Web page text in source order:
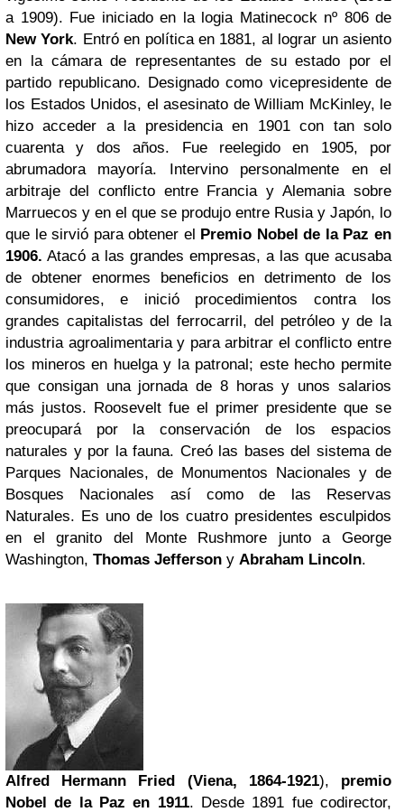
a 1909). Fue iniciado en la logia Matinecock nº 806 de
New York. Entró en política en 1881, al lograr un asiento
en la cámara de representantes de su estado por el
partido republicano. Designado como vicepresidente de
los Estados Unidos, el asesinato de William McKinley, le
hizo acceder a la presidencia en 1901 con tan solo
cuarenta y dos años. Fue reelegido en 1905, por
abrumadora mayoría. Intervino personalmente en el
arbitraje del conflicto entre Francia y Alemania sobre
Marruecos y en el que se produjo entre Rusia y Japón, lo
que le sirvió para obtener el Premio Nobel de la Paz en
1906. Atacó a las grandes empresas, a las que acusaba
de obtener enormes beneficios en detrimento de los
consumidores, e inició procedimientos contra los
grandes capitalistas del ferrocarril, del petróleo y de la
industria agroalimentaria y para arbitrar el conflicto entre
los mineros en huelga y la patronal; este hecho permite
que consigan una jornada de 8 horas y unos salarios
más justos. Roosevelt fue el primer presidente que se
preocupará por la conservación de los espacios
naturales y por la fauna. Creó las bases del sistema de
Parques Nacionales, de Monumentos Nacionales y de
Bosques Nacionales así como de las Reservas
Naturales. Es uno de los cuatro presidentes esculpidos
en el granito del Monte Rushmore junto a George
Washington, Thomas Jefferson y Abraham Lincoln.
Alfred Hermann Fried (Viena, 1864-1921), premio
Nobel de la Paz en 1911. Desde 1891 fue codirector,